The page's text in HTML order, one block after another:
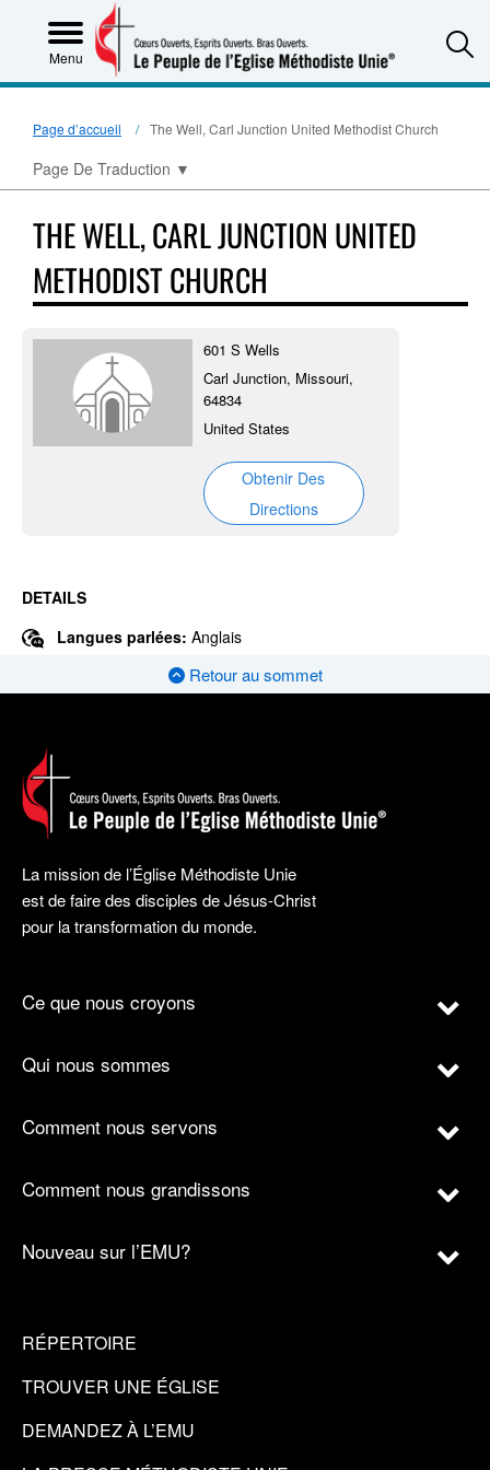
Menu
Page d’accueil The Well, Carl Junction United Methodist Church
Page De Traduction ▼
THE WELL, CARL JUNCTION UNITED
METHODIST CHURCH
601 S Wells
Carl Junction, Missouri,
64834
United States
Obtenir Des
Directions
DETAILS
Langues parlées: Anglais
Retour au sommet
La mission de l’Église Méthodiste Unie
est de faire des disciples de Jésus-Christ
pour la transformation du monde.
Ce que nous croyons
Qui nous sommes
Comment nous servons
Comment nous grandissons
Nouveau sur l’EMU?
RÉPERTOIRE
TROUVER UNE ÉGLISE
DEMANDEZ À L’EMU